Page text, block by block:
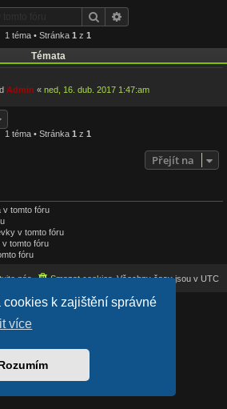
cookies k zajištění správné
více
Hledat
1 téma • Stránka 1 z 1
Témata
Admin « ned, 16. dub. 2017 1:47:am
1 téma • Stránka 1 z 1
Přejít na
v tomto fóru
v tomto fóru
tomto fóru
fóru
Všechny časy jsou v UTC
Smazat cookies
nás
Co-Author:
Český překlad –phpBB.cz
Soukromí|